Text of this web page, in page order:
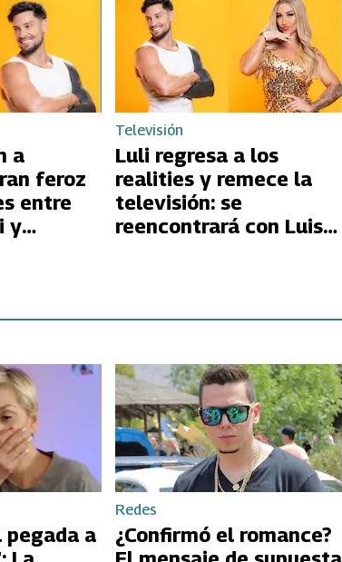
a
feroz
entre
y
Televisión
Luli regresa a los
realities y remece la
televisión: se
reencontrará con Luis
pegada a
Redes
¿Confirmó el romance?